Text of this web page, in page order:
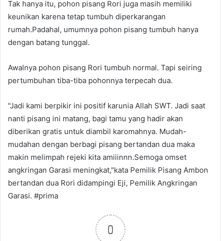
Tak hanya itu, pohon pisang Rori juga masih memiliki
keunikan karena tetap tumbuh diperkarangan
rumah.Padahal, umumnya pohon pisang tumbuh hanya
dengan batang tunggal.
Awalnya pohon pisang Rori tumbuh normal. Tapi seiring
pertumbuhan tiba-tiba pohonnya terpecah dua.
"Jadi kami berpikir ini positif karunia Allah SWT. Jadi saat
nanti pisang ini matang, bagi tamu yang hadir akan
diberikan gratis untuk diambil karomahnya. Mudah-
mudahan dengan berbagi pisang bertandan dua maka
makin melimpah rejeki kita amiiinnn.Semoga omset
angkringan Garasi meningkat,"kata Pemilik Pisang Ambon
bertandan dua Rori didampingi Eji, Pemilik Angkringan
Garasi. #prima
0